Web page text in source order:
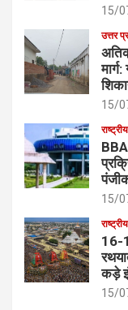
15/
उत्तर
15/
राष्ट्रीय
15/
राष्ट्रीय
16-
कड़े
15/